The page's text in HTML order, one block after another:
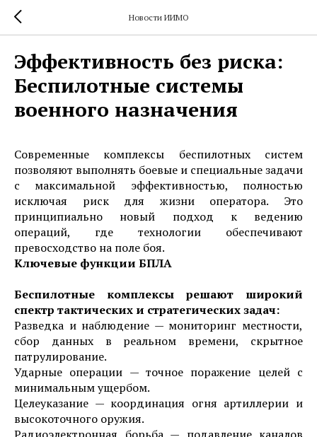
Новости ИИМО
Эффективность без риска:
Беспилотные системы
военного назначения
Современные комплексы беспилотных систем
позволяют выполнять боевые и специальные задачи
с максимальной эффективностью, полностью
исключая риск для жизни оператора. Это
принципиально новый подход к ведению
операций, где технологии обеспечивают
превосходство на поле боя.
Ключевые функции БПЛА
Беспилотные комплексы решают широкий
спектр тактических и стратегических задач:
Разведка и наблюдение — мониторинг местности,
сбор данных в реальном времени, скрытное
патрулирование.
Ударные операции — точное поражение целей с
минимальным ущербом.
Целеуказание — координация огня артиллерии и
высокоточного оружия.